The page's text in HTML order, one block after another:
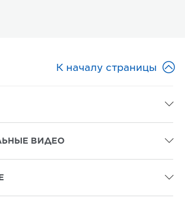
К началу страницы 

ВИДЕО 
